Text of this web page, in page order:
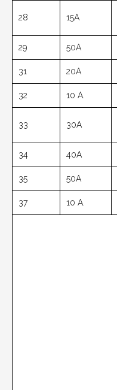
28 15A
29 50A
31 20A
32 10 A.
33 30A
34 40A
35 50A
37 10 A.